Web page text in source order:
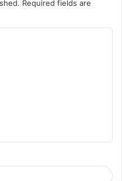
Required fields are